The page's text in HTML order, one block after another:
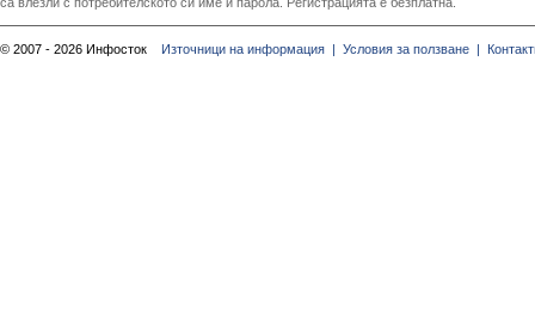
© 2007 - 2026 Инфосток Източници на информация | Условия за ползване |